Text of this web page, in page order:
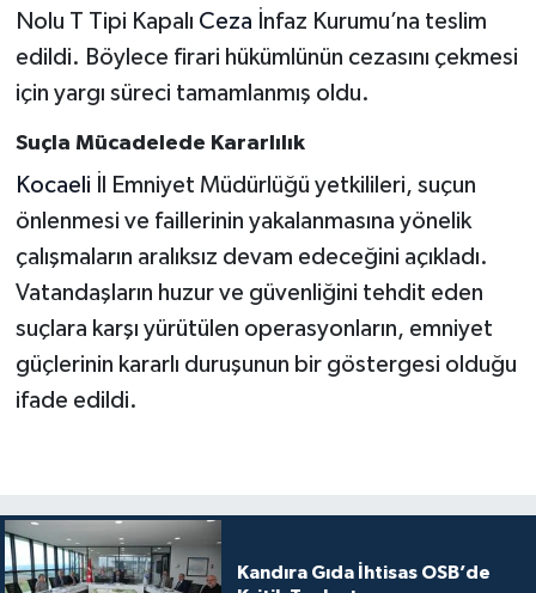
Nolu T Tipi Kapalı Ceza İnfaz Kurumu’na teslim
edildi. Böylece firari hükümlünün cezasını çekmesi
için yargı süreci tamamlanmış oldu.
Suçla Mücadelede Kararlılık
Kocaeli
İl Emniyet Müdürlüğü yetkilileri, suçun
önlenmesi ve faillerinin yakalanmasına yönelik
çalışmaların aralıksız devam edeceğini açıkladı.
Vatandaşların huzur ve güvenliğini tehdit eden
suçlara karşı yürütülen operasyonların, emniyet
güçlerinin kararlı duruşunun bir göstergesi olduğu
ifade edildi.
Kandıra Gıda İhtisas OSB’de